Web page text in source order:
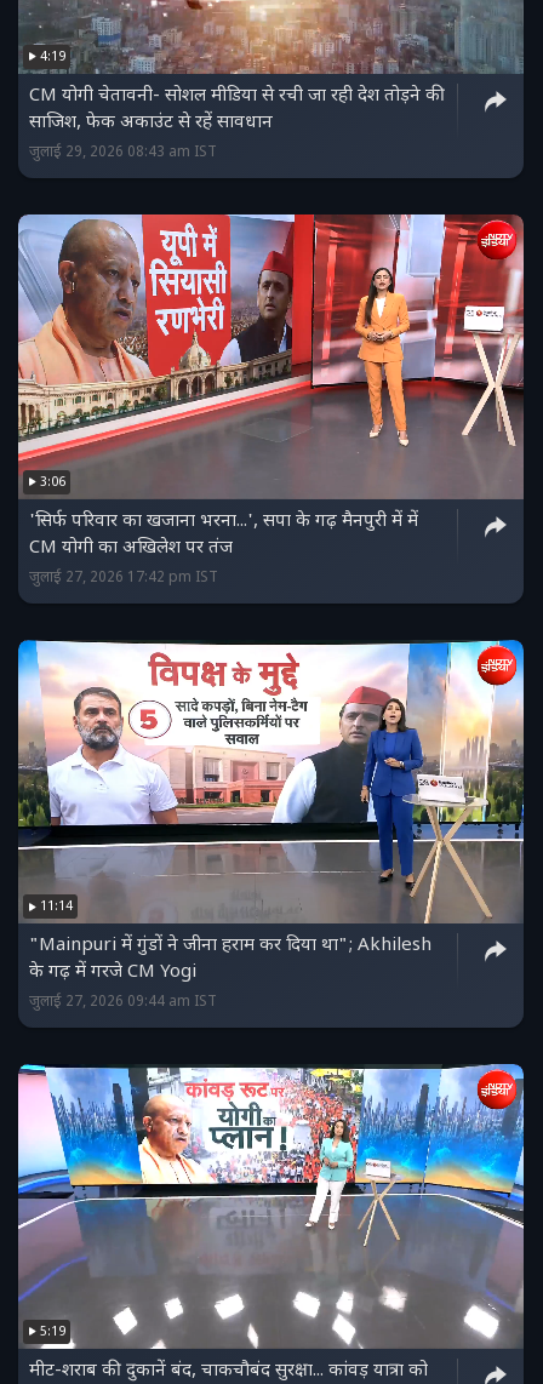
4:19
CM योगी चेतावनी- सोशल मीडिया से रची जा रही देश तोड़ने की
साजिश, फेक अकाउंट से रहें सावधान
जुलाई 29, 2026 08:43 am IST
3:06
'सिर्फ परिवार का खजाना भरना...', सपा के गढ़ मैनपुरी में में
CM योगी का अखिलेश पर तंज
जुलाई 27, 2026 17:42 pm IST
11:14
"Mainpuri में गुंडों ने जीना हराम कर दिया था"; Akhilesh
के गढ़ में गरजे CM Yogi
जुलाई 27, 2026 09:44 am IST
5:19
मीट-शराब की दुकानें बंद, चाकचौबंद सुरक्षा... कांवड़ यात्रा को